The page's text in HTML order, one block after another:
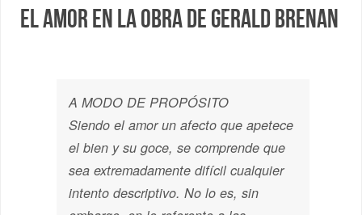
El amor en la obra de Gerald Brenan
A MODO DE PROPÓSITO
Siendo el amor un afecto que apetece
el bien y su goce, se comprende que
sea extremadamente difícil cualquier
intento descriptivo. No lo es, sin